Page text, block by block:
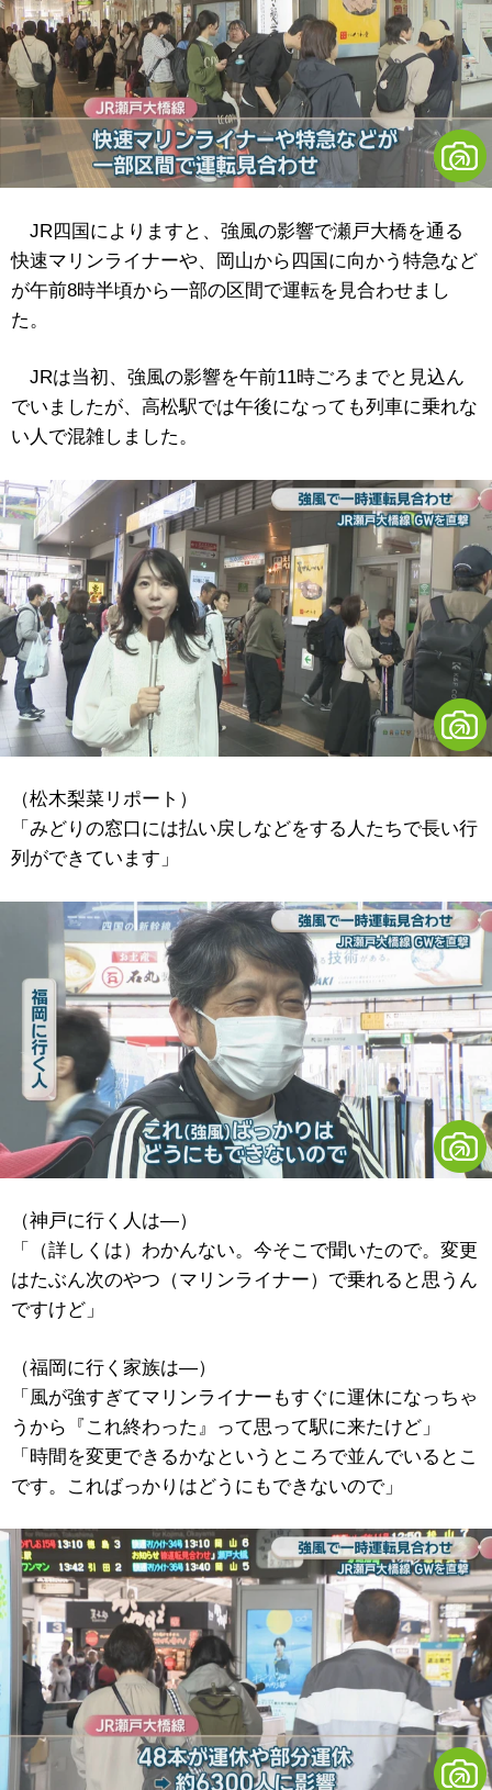
JR四国によりますと、強風の影響で瀬戸大橋を通る
快速マリンライナーや、岡山から四国に向かう特急など
が午前8時半頃から一部の区間で運転を見合わせまし
た。
JRは当初、強風の影響を午前11時ごろまでと見込ん
でいましたが、高松駅では午後になっても列車に乗れな
い人で混雑しました。
（松木梨菜リポート）
「みどりの窓口には払い戻しなどをする人たちで長い行
列ができています」
（神戸に行く人は―）
「（詳しくは）わかんない。今そこで聞いたので。変更
はたぶん次のやつ（マリンライナー）で乗れると思うん
ですけど」
（福岡に行く家族は―）
「風が強すぎてマリンライナーもすぐに運休になっちゃ
うから『これ終わった』って思って駅に来たけど」
「時間を変更できるかなというところで並んでいるとこ
です。こればっかりはどうにもできないので」